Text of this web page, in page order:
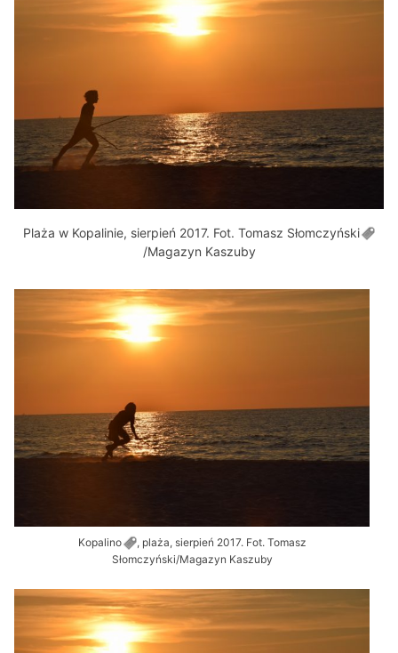
Plaża w Kopalinie, sierpień 2017. Fot. Tomasz Słomczyński
/Magazyn Kaszuby
Kopalino
, plaża, sierpień 2017. Fot. Tomasz
Słomczyński/Magazyn Kaszuby